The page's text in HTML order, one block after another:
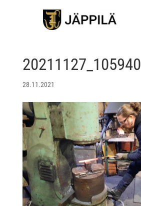
20211127_105940
28.11.2021